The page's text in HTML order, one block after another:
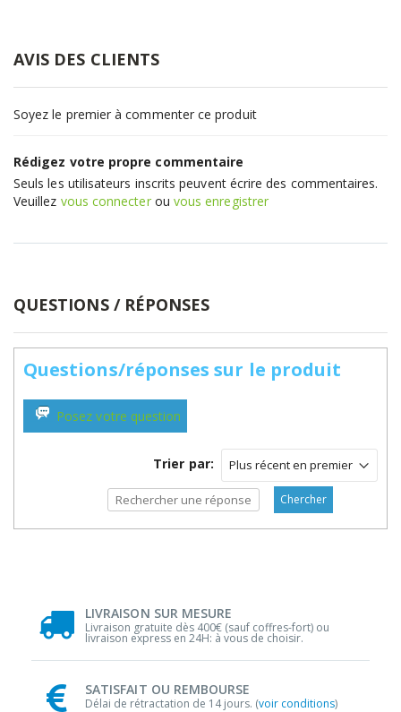
AVIS DES CLIENTS
Soyez le premier à commenter ce produit
Rédigez votre propre commentaire
Seuls les utilisateurs inscrits peuvent écrire des commentaires.
Veuillez vous connecterou vous enregistrer
QUESTIONS / RÉPONSES
Questions/réponses sur le produit
Posez votre question
Trier par:
Chercher
LIVRAISON SUR MESURE
Livraison gratuite dès 400€ (sauf coffres-fort) ou
livraison express en 24H: à vous de choisir.
SATISFAIT OU REMBOURSE
Délai de rétractation de 14 jours. (voir conditions)